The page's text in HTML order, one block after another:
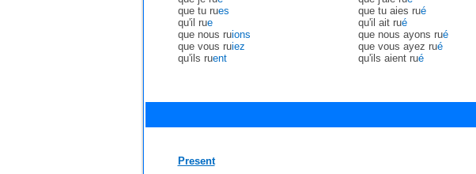
que tu rues
qu'il rue
que nous ruions
que vous ruiez
qu'ils ruent
que tu aies rué
qu'il ait rué
que nous ayons rué
que vous ayez rué
qu'ils aient rué
Present